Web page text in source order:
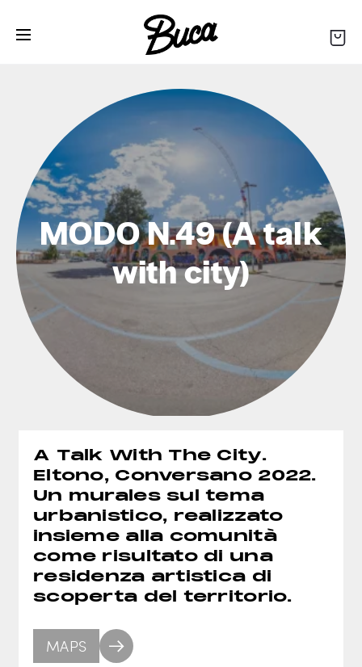
MODO N.49 (A talk
with city)
A Talk With The City.
Eltono, Conversano 2022.
Un murales sul tema
urbanistico, realizzato
insieme alla comunità
come risultato di una
residenza artistica di
scoperta del territorio.
MAPS